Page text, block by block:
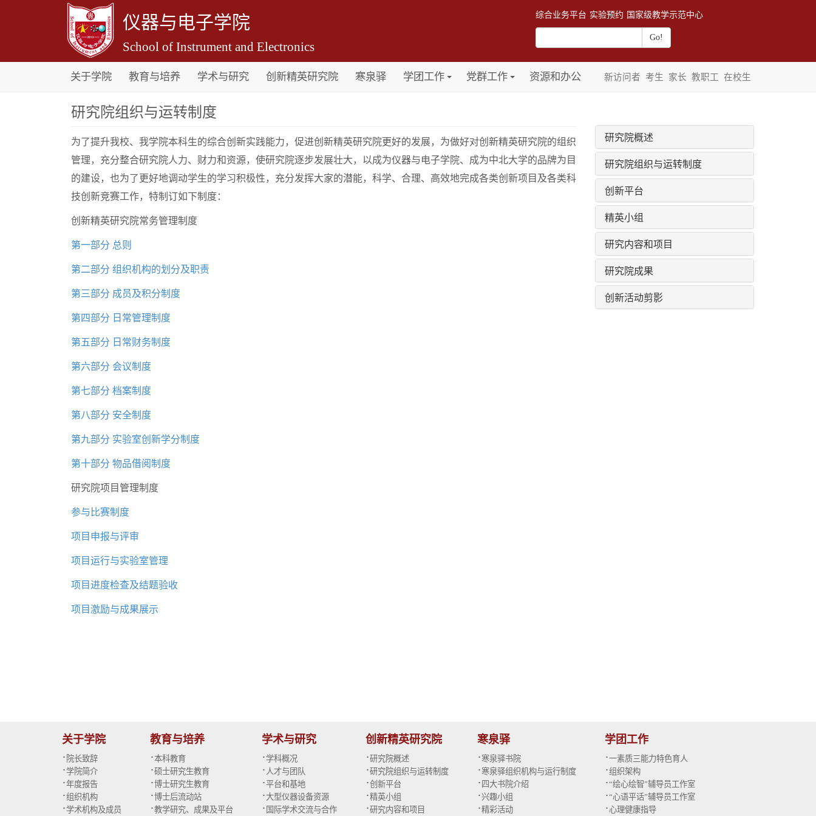
仪器与电子学院
School of Instrument and Electronics
综合业务平台 实验预约 国家级教学示范中心
关于学院 教育与培养 学术与研究 创新精英研究院 寒泉驿 学团工作 党群工作 资源和办公 新访问者 考生 家长 教职工 在校生
研究院组织与运转制度
为了提升我校、我学院本科生的综合创新实践能力，促进创新精英研究院更好的发展，为做好对创新精英研究院的组织
管理，充分整合研究院人力、财力和资源，使研究院逐步发展壮大，以成为仪器与电子学院、成为中北大学的品牌为目
的建设，也为了更好地调动学生的学习积极性，充分发挥大家的潜能，科学、合理、高效地完成各类创新项目及各类科
技创新竞赛工作，特制订如下制度：
创新精英研究院常务管理制度
第一部分 总则
第二部分 组织机构的划分及职责
第三部分 成员及积分制度
第四部分 日常管理制度
第五部分 日常财务制度
第六部分 会议制度
第七部分 档案制度
第八部分 安全制度
第九部分 实验室创新学分制度
第十部分 物品借阅制度
研究院项目管理制度
参与比赛制度
项目申报与评审
项目运行与实验室管理
项目进度检查及结题验收
项目激励与成果展示
研究院概述
研究院组织与运转制度
创新平台
精英小组
研究内容和项目
研究院成果
创新活动剪影
关于学院
· 院长致辞
·学院简介
·年度报告
·组织机构
·学术机构及成员
教育与培养
·本科教育
·硕士研究生教育
·博士研究生教育
·博士后流动站
·教学研究、成果及平台
学术与研究
·学科概况
· 人才与团队
·平台和基地
·大型仪器设备资源
· 国际学术交流与合作
创新精英研究院
·研究院概述
·研究院组织与运转制度
·创新平台
·精英小组
·研究内容和项目
寒泉驿
· 寒泉驿书院
· 寒泉驿组织机构与运行制度
· 四大书院介绍
·兴趣小组
·精彩活动
学团工作
·一素质三能力特色育人
·组织架构
·“绘心绘智”辅导员工作室
·“心语平话”辅导员工作室
·心理健康指导